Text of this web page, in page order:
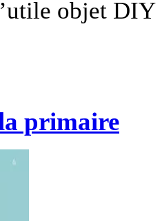
objet
primaire